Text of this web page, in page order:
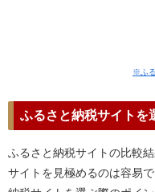
※ふ
ふるさと納税サイトを
ふるさと納税サイトの比較
サイトを見極めるのは容易